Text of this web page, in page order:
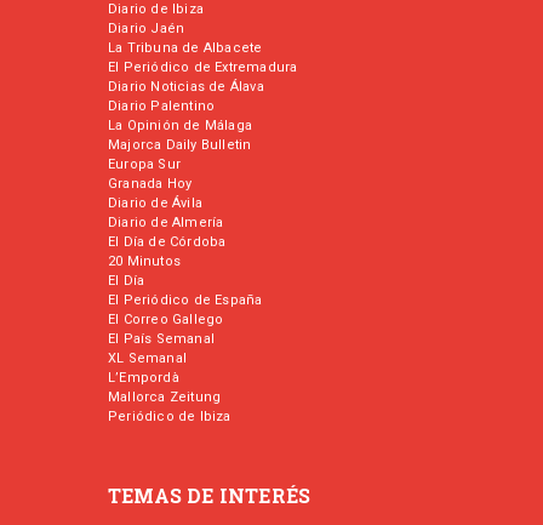
Diario de Ibiza
Diario Jaén
La Tribuna de Albacete
El Periódico de Extremadura
Diario Noticias de Álava
Diario Palentino
La Opinión de Málaga
Majorca Daily Bulletin
Europa Sur
Granada Hoy
Diario de Ávila
Diario de Almería
El Día de Córdoba
20 Minutos
El Día
El Periódico de España
El Correo Gallego
El País Semanal
XL Semanal
L’Empordà
Mallorca Zeitung
Periódico de Ibiza
TEMAS DE INTERÉS